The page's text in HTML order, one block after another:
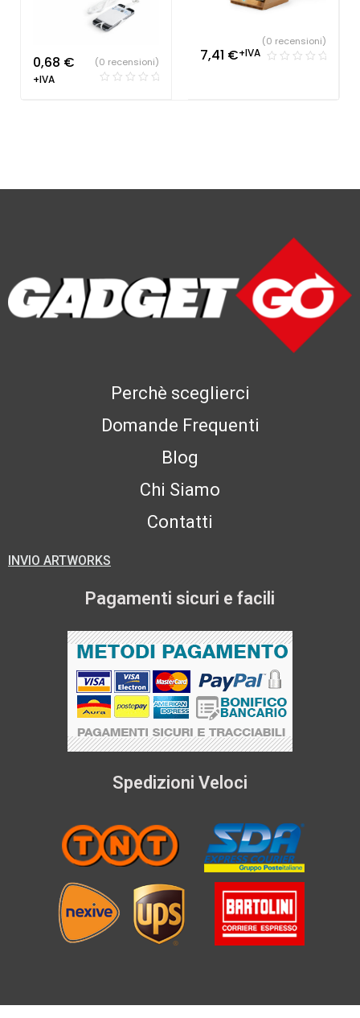
0,68 €
+IVA
(0 recensioni) 7,41 €+IVA
(0 recensioni)
Perchè sceglierci
Domande Frequenti
Blog
Chi Siamo
Contatti
INVIO ARTWORKS
Pagamenti sicuri e facili
Spedizioni Veloci